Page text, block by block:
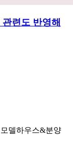
련도 반영해
델하우스&분양